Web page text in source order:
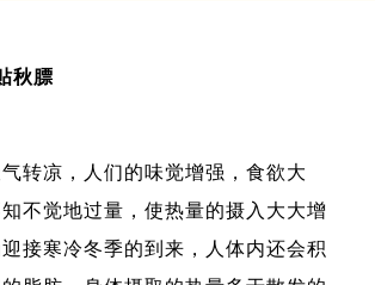
秋膘
转凉，人们的味觉增强，食欲大
不觉地过量，使热量的摄入大大增
接寒冷冬季的到来，人体内还会积